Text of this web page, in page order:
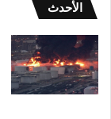
الأحدث